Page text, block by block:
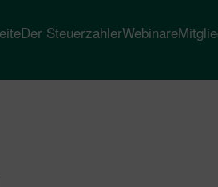
Der SteuerzahlerWebinare